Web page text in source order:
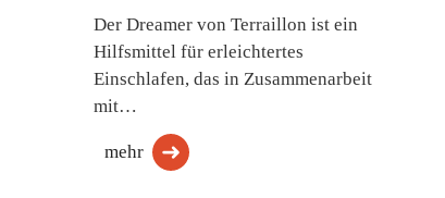
Der Dreamer von Terraillon ist ein
Hilfsmittel für erleichtertes
Einschlafen, das in Zusammenarbeit
mit…
mehr